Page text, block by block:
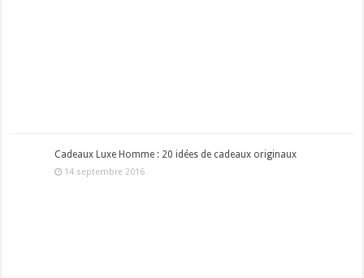
Cadeaux Luxe Homme : 20 idées de cadeaux originaux
14 septembre 2016